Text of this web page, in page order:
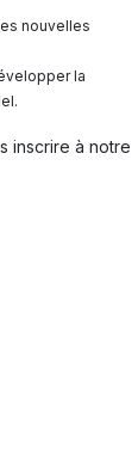
nouvelles
la
inscrire à notre